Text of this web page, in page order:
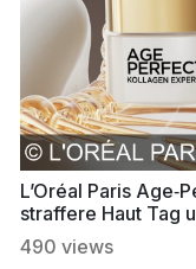
L’Oréal Paris
straffere Haut Tag
490 views